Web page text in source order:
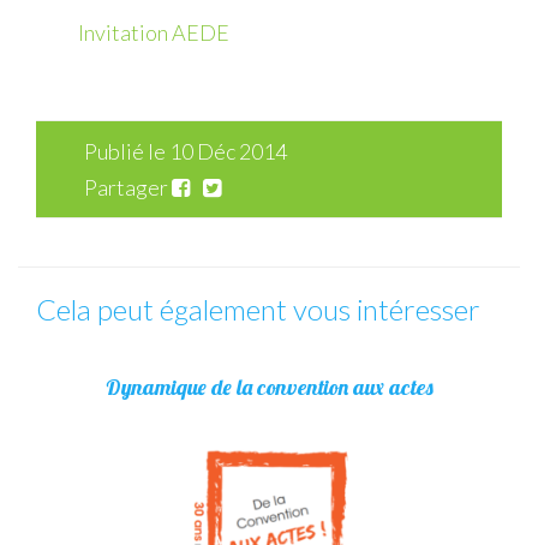
Invitation AEDE
Publié le 10 Déc 2014
Partager
Cela peut également vous intéresser
Dynamique de la convention aux actes